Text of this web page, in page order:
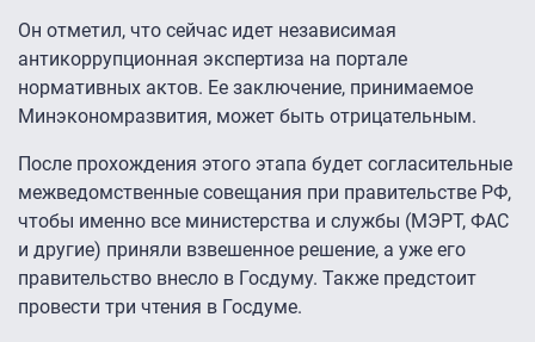
Он отметил, что сейчас идет независимая
антикоррупционная экспертиза на портале
нормативных актов. Ее заключение, принимаемое
Минэкономразвития, может быть отрицательным.
После прохождения этого этапа будет согласительные
межведомственные совещания при правительстве РФ,
чтобы именно все министерства и службы (МЭРТ, ФАС
и другие) приняли взвешенное решение, а уже его
правительство внесло в Госдуму. Также предстоит
провести три чтения в Госдуме.